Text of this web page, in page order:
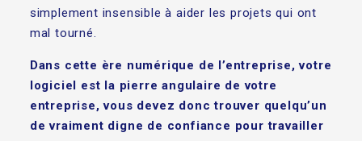
simplement insensible à aider les projets qui ont
mal tourné.
Dans cette ère numérique de l’entreprise, votre
logiciel est la pierre angulaire de votre
entreprise, vous devez donc trouver quelqu’un
de vraiment digne de confiance pour travailler